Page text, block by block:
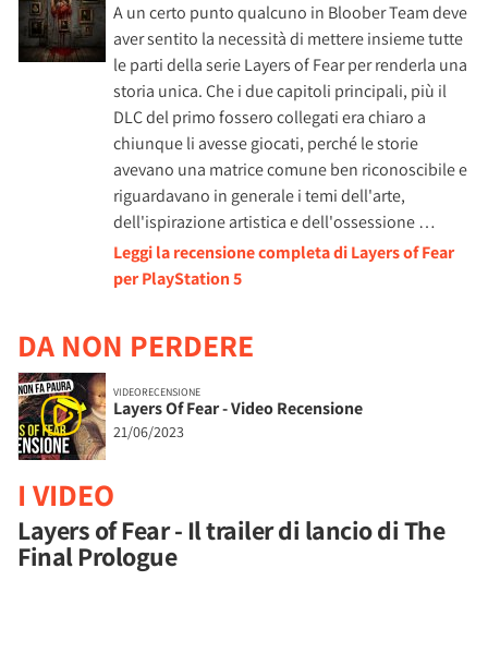
A un certo punto qualcuno in Bloober Team deve
aver sentito la necessità di mettere insieme tutte
le parti della serie Layers of Fear per renderla una
storia unica. Che i due capitoli principali, più il
DLC del primo fossero collegati era chiaro a
chiunque li avesse giocati, perché le storie
avevano una matrice comune ben riconoscibile e
riguardavano in generale i temi dell'arte,
dell'ispirazione artistica e dell'ossessione …
Leggi la recensione completa di Layers of Fear
per PlayStation 5
DA NON PERDERE
VIDEORECENSIONE
Layers Of Fear - Video Recensione
21/06/2023
I VIDEO
Layers of Fear - Il trailer di lancio di The
Final Prologue